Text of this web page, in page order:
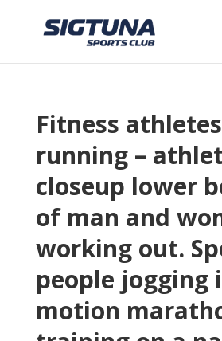
Fitness
running –
closeup lower
of man and
working out.
people jogging
motion